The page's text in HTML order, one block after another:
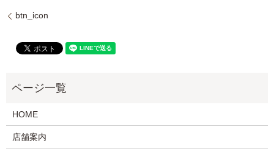
btn_icon
HOME
店舗案内